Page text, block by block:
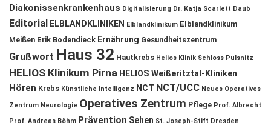
Diakonissenkrankenhaus Digitalisierung Dr. Katja Scarlett Daub
Editorial ELBLANDKLINIKEN Elblandklinikum Elblandklinikum
Meißen Erik Bodendieck Ernährung Gesundheitszentrum
Grußwort Haus 32 Hautkrebs Helios Klinik Schloss Pulsnitz
HELIOS Klinikum Pirna HELIOS Weißeritztal-Kliniken
Hören Krebs Künstliche Intelligenz NCT NCT/UCC Neues Operatives
Zentrum Neurologie Operatives Zentrum Pflege Prof. Albrecht
Prof. Andreas Böhm Prävention Sehen St. Joseph-Stift Dresden